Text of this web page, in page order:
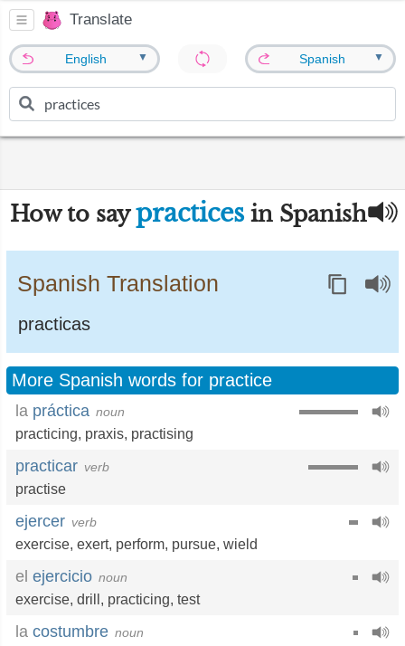
Translate
English ▼ Spanish ▼
How to saypractices in Spanish
Spanish Translation
practicas
More Spanish words for practice
la práctica noun
practicing, praxis, practising
practicar verb
practise
ejercer verb
exercise, exert, perform, pursue, wield
el ejercicio noun
exercise, drill , practicing, test
la costumbre noun